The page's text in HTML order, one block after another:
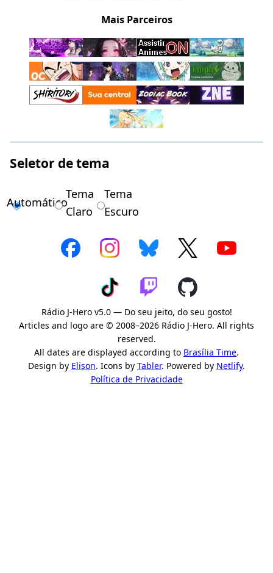
Mais Parceiros
Seletor de tema
Automático
Tema
Claro
Tema
Escuro
Rádio J-Hero v5.0 — Do seu jeito, do seu gosto!
Articles and logo are © 2008–2026 Rádio J-Hero. All rights
reserved.
All dates are displayed according to Brasília Time.
Design by Elison. Icons by Tabler. Powered by Netlify.
Política de Privacidade